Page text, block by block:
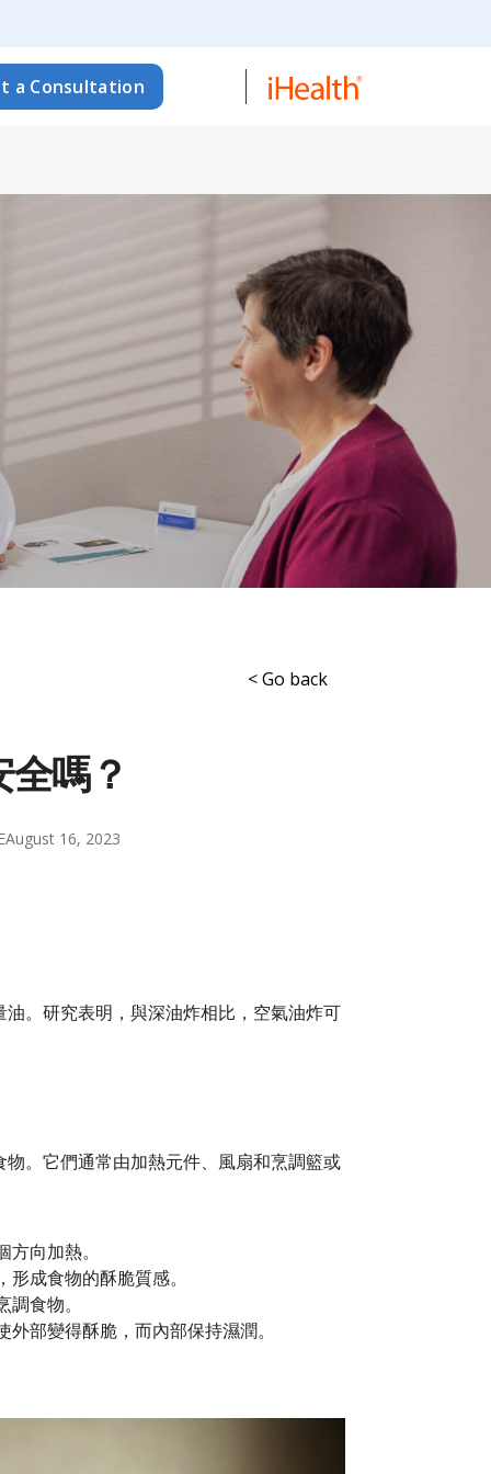
a Consultation
< Go back
嗎？
August 16, 2023
。研究表明，與深油炸相比，空氣油炸可
。它們通常由加熱元件、風扇和烹調籃或
向加熱。
成食物的酥脆質感。
食物。
部變得酥脆，而內部保持濕潤。